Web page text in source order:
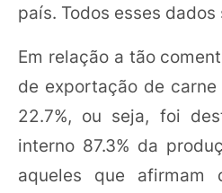
país. Todos esses dados
Em relação a tão
de exportação de
22.7%, ou seja, foi
interno 87.3% da
aqueles que afirmam